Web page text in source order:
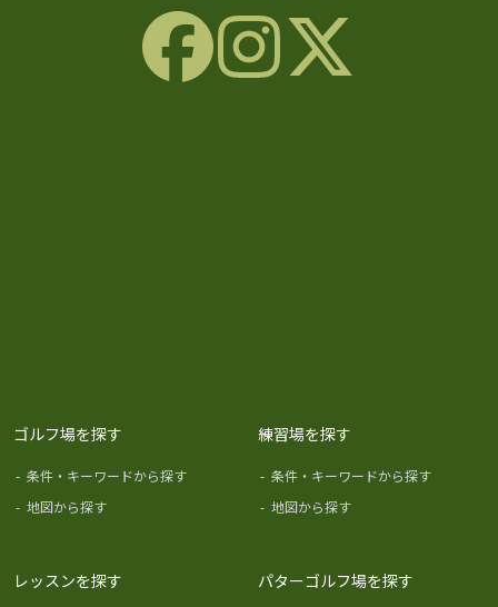
ゴルフ場を探す
- 条件・キーワードから探す
- 地図から探す
練習場を探す
- 条件・キーワードから探す
- 地図から探す
レッスンを探す パターゴルフ場を探す